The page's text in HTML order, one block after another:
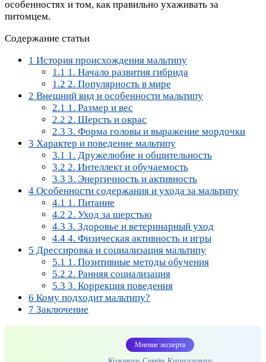
особенностях и том, как правильно ухаживать за
питомцем.
Содержание статьи
1 История происхождения мальтипу
1.1 1. Начало развития гибрида
1.2 2. Популярность в мире
2 Внешний вид и особенности мальтипу
2.1 1. Размер и вес
2.2 2. Шерсть и окрас
2.3 3. Форма головы и выражение мордочки
3 Характер и поведение мальтипу
3.1 1. Дружелюбие и общительность
3.2 2. Интеллект и обучаемость
3.3 3. Энергичность и активность
4 Особенности содержания и ухода за мальтипу
4.1 1. Питание
4.2 2. Уход за шерстью
4.3 3. Здоровье и ветеринарный уход
4.4 4. Физическая активность и игры
5 Дрессировка и социализация мальтипу
5.1 1. Позитивные методы обучения
5.2 2. Ранняя социализация
5.3 3. Коррекция поведения
6 Кому подходит мальтипу?
7 Заключение
Мнение эксперта